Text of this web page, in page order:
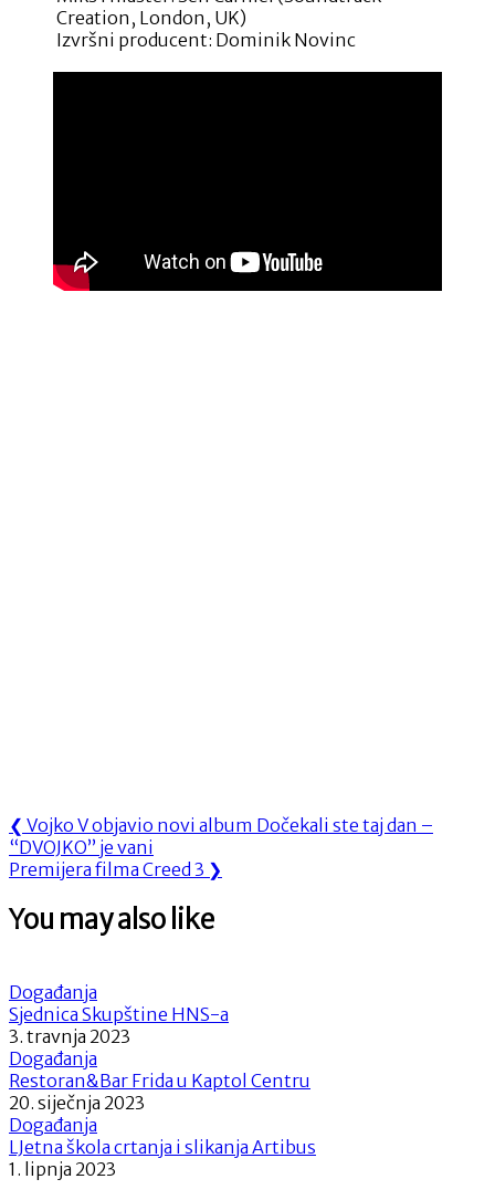
Creation, London, UK)
Izvršni producent: Dominik Novinc
Navigacija
objava
❮ Previous
Post:
Vojko V objavio novi album Dočekali ste taj dan –
“DVOJKO” je vani
Next
Premijera filma Creed 3 ❯
You may also like
Događanja
Sjednica Skupštine HNS-a
3. travnja 2023
Događanja
Restoran&Bar Frida u Kaptol Centru
20. siječnja 2023
Događanja
LJetna škola crtanja i slikanja Artibus
1. lipnja 2023